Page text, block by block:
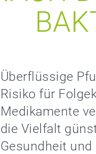
Überflüssige
Risiko für
Medikamente
die Vielfalt
Gesundheit